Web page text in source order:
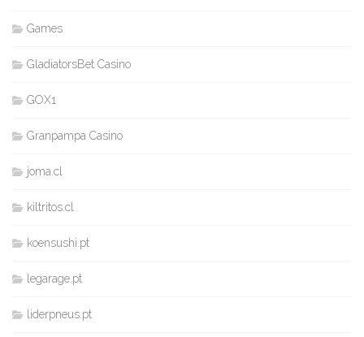
Games
GladiatorsBet Casino
GOX1
Granpampa Casino
joma.cl
kiltritos.cl
koensushi.pt
legarage.pt
liderpneus.pt